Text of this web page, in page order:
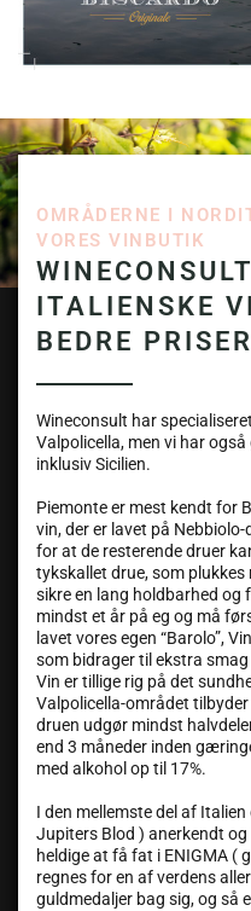
OMRÅDERNE I
VORES VINBUTIK
ITALIENSKE
BEDRE PRISER
Wineconsult har
Valpolicella, men vi har
inklusiv Sicilien.
Piemonte er mest kendt for
vin, der er lavet på
for at de resterende druer
tykskallet drue, som
sikre en lang holdbarhed og
mindst et år på eg og må
lavet vores egen “Barolo”,
som bidrager til ekstra
Vin er tillige rig på det
Valpolicella-området
druen udgør mindst
end 3 måneder inden
med alkohol op til 17%.
I den mellemste del af
Jupiters Blod ) anerkendt
heldige at få fat i ENIGMA (
regnes for en af verdens
guldmedaljer bag sig, og så